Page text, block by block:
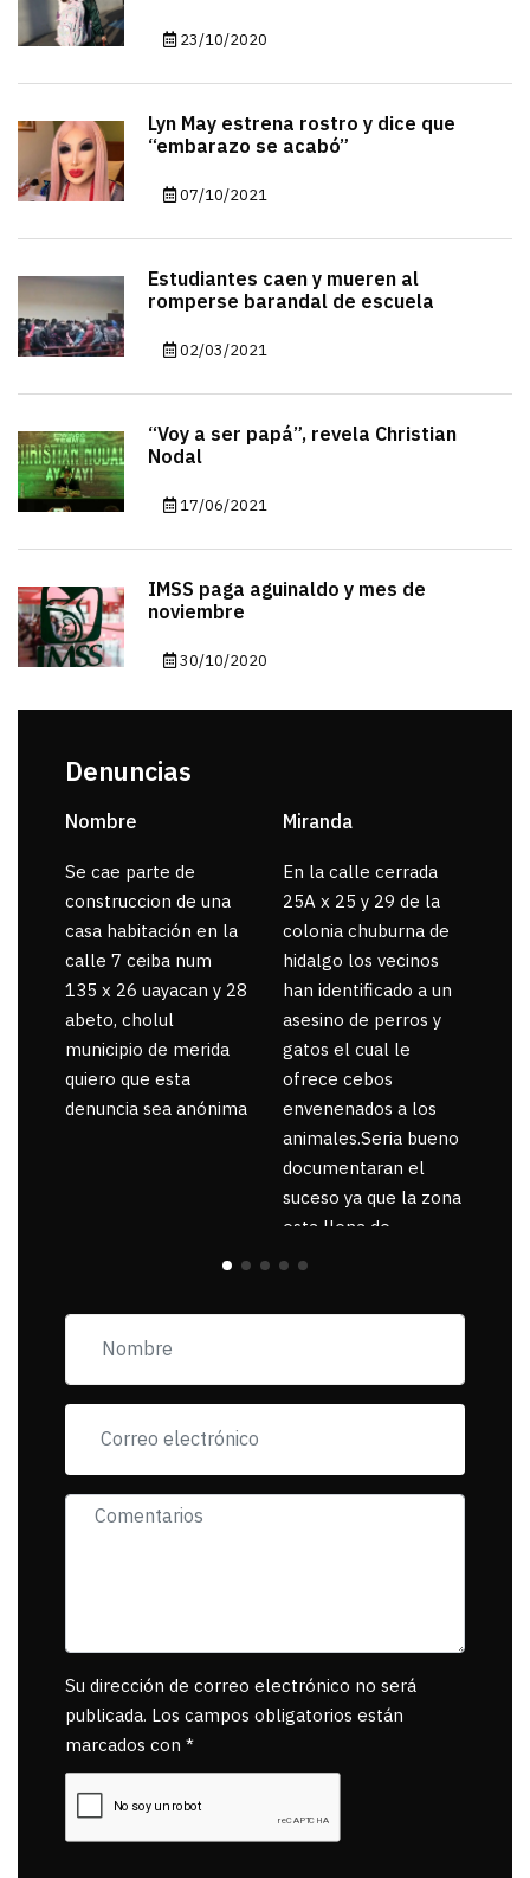
23/10/2020
Lyn May estrena rostro y dice que
“embarazo se acabó”
07/10/2021
Estudiantes caen y mueren al
romperse barandal de escuela
02/03/2021
“Voy a ser papá”, revela Christian
Nodal
17/06/2021
IMSS paga aguinaldo y mes de
noviembre
30/10/2020
Denuncias
Nombre
Se cae parte de
construccion de una
casa habitación en la
calle 7 ceiba num
135 x 26 uayacan y 28
abeto, cholul
municipio de merida
quiero que esta
denuncia sea anónima
Miranda
En la calle cerrada
25A x 25 y 29 de la
colonia chuburna de
hidalgo los vecinos
han identificado a un
asesino de perros y
gatos el cual le
ofrece cebos
envenenados a los
animales.Seria bueno
documentaran el
suceso ya que la zona
esta llena de
pancartas de
exigiendo al asesino
muerta.
Su dirección de correo electrónico no será
publicada. Los campos obligatorios están
marcados con *